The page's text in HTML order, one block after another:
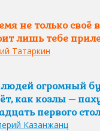
не только своё
лишь тебе
Татаркин
огромный
как козлы –
первого
Казанжанц